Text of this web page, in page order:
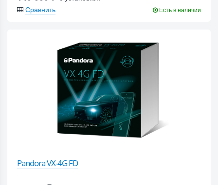
Сравнить
Есть в наличии
Pandora VX-4G FD